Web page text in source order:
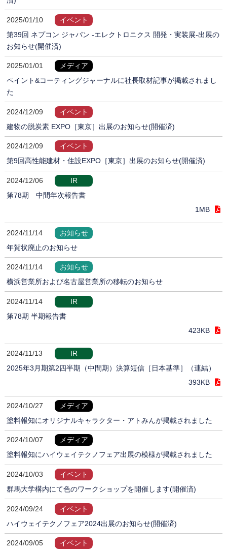
2025/01/10
イベント
第39回 ネプコン ジャパン -エレクトロニクス 開発・実装展-出展の
お知らせ(開催済)
2025/01/01
メディア
ペイント&コーティングジャーナルに社長取材記事が掲載されまし
た
2024/12/09
イベント
建物の脱炭素 EXPO［東京］出展のお知らせ(開催済)
2024/12/09
イベント
第9回高性能建材・住設EXPO［東京］出展のお知らせ(開催済)
2024/12/06
IR
第78期 中間年次報告書
1MB
2024/11/14
お知らせ
年賀状廃止のお知らせ
2024/11/14
お知らせ
横浜営業所および名古屋営業所の移転のお知らせ
2024/11/14
IR
第78期 半期報告書
423KB
2024/11/13
IR
2025年3月期第2四半期（中間期）決算短信［日本基準］（連結）
393KB
2024/10/27
メディア
塗料報知にオリジナルキャラクター・アトみんが掲載されました
2024/10/07
メディア
塗料報知にハイウェイテクノフェア出展の模様が掲載されました
2024/10/03
イベント
群馬大学構内にて色のワークショップを開催します(開催済)
2024/09/24
イベント
ハイウェイテクノフェア2024出展のお知らせ(開催済)
2024/09/05
イベント